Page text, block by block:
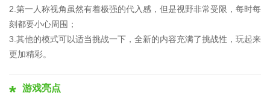
2.第一人称视角虽然有着极强的代入感，但是视野非常受限，每时每
刻都要小心周围；
3.其他的模式可以适当挑战一下，全新的内容充满了挑战性，玩起来
更加精彩。
游戏亮点